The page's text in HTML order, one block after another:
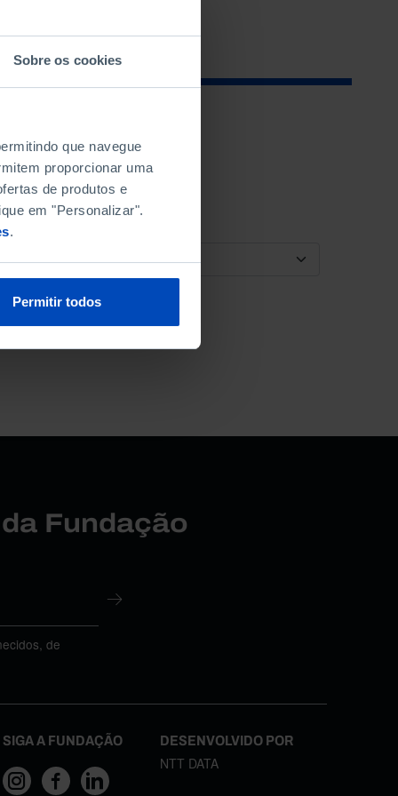
Sobre os cookies
que navegue
proporcionar uma
de produtos e
em "Personalizar".
.
Permitir todos
ORDENAR POR
Fundação
de
SIGA A FUNDAÇÃO DESENVOLVIDO POR
NTT DATA